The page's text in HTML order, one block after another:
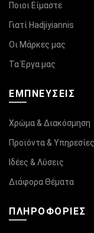
Ποιοι Είμαστε
Γιατί Hadjiyiannis
Οι Μάρκες μας
Τα Έργα μας
ΕΜΠΝΕΥΣΕΙΣ
Χρώμα & Διακόσμηση
Προϊόντα & Υπηρεσίες
Ιδέες & Λύσεις
Διάφορα Θέματα
ΠΛΗΡΟΦΟΡΊΕΣ